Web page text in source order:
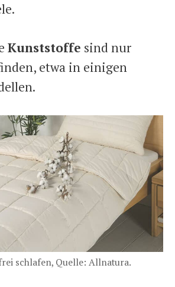
Kunststoffe sind nur
etwa in einigen
schlafen, Quelle: Allnatura.